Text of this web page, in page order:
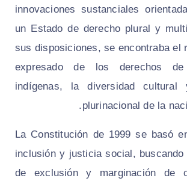
innovaciones sustanciales
un Estado de derecho plural y
sus disposiciones, se encontraba el
expresado de los derechos
indígenas, la diversidad
plurinacional de la
La Constitución de 1999 se basó
inclusión y justicia social,
de exclusión y marginación de